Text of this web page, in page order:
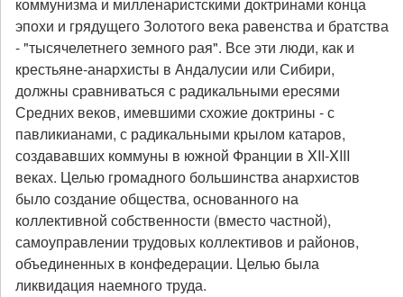
коммунизма и милленаристскими доктринами конца
эпохи и грядущего Золотого века равенства и братства
- "тысячелетнего земного рая". Все эти люди, как и
крестьяне-анархисты в Андалусии или Сибири,
должны сравниваться с радикальными ересями
Средних веков, имевшими схожие доктрины - с
павликианами, с радикальными крылом катаров,
создававших коммуны в южной Франции в XII-XIII
веках. Целью громадного большинства анархистов
было создание общества, основанного на
коллективной собственности (вместо частной),
самоуправлении трудовых коллективов и районов,
объединенных в конфедерации. Целью была
ликвидация наемного труда.